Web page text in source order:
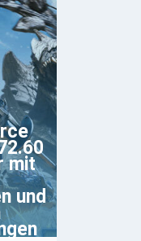
mit
und